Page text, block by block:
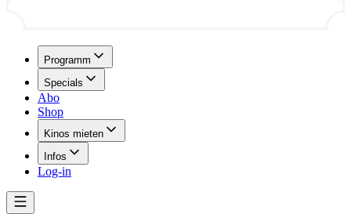
Programm
Specials
Abo
Shop
Kinos mieten
Infos
Log-in